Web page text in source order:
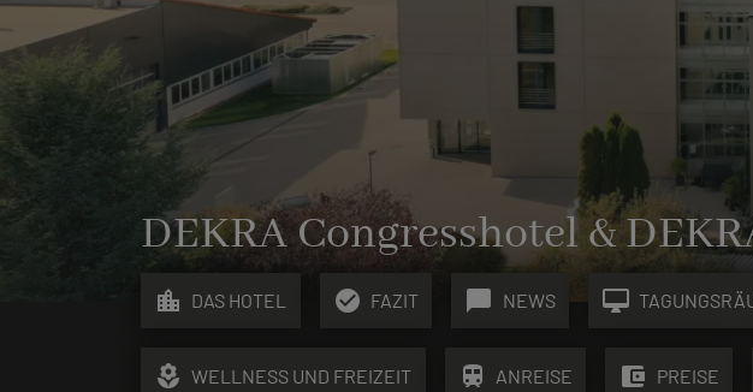
DEKRA Congresshotel &
location_city DAS HOTEL check_circle FAZIT chat_bubble NEWS desktop_mac
local_florist WELLNESS UND FREIZEIT train ANREISE account_balance_wallet PREISE